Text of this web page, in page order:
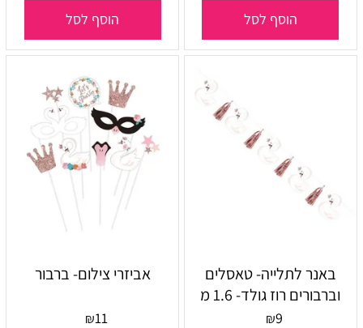
הוסף לסל הוסף לסל
באנר לתלייה- טאסלים
וברבורים רוז גולד- 1.6 מ
₪9
אביזרי צילום- ברבור
₪11